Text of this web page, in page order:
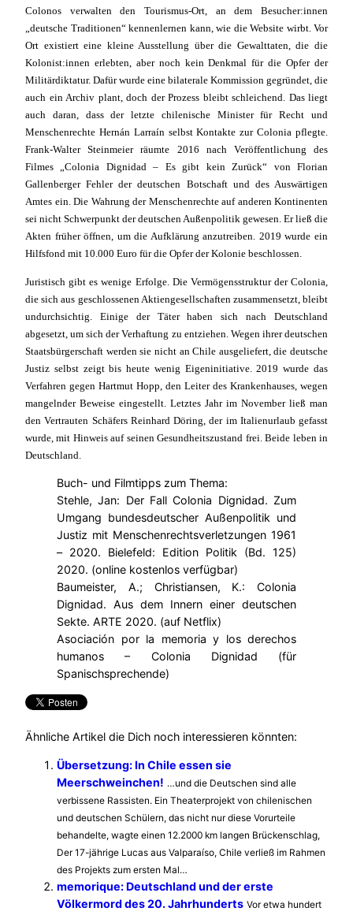
Colonos verwalten den Tourismus-Ort, an dem Besucher:innen
„deutsche Traditionen“ kennenlernen kann, wie die Website wirbt. Vor
Ort existiert eine kleine Ausstellung über die Gewalttaten, die die
Kolonist:innen erlebten, aber noch kein Denkmal für die Opfer der
Militärdiktatur. Dafür wurde eine bilaterale Kommission gegründet, die
auch ein Archiv plant, doch der Prozess bleibt schleichend. Das liegt
auch daran, dass der letzte chilenische Minister für Recht und
Menschenrechte Hernán Larraín selbst Kontakte zur Colonia pflegte.
Frank-Walter Steinmeier räumte 2016 nach Veröffentlichung des
Filmes „Colonia Dignidad – Es gibt kein Zurück“ von Florian
Gallenberger Fehler der deutschen Botschaft und des Auswärtigen
Amtes ein. Die Wahrung der Menschenrechte auf anderen Kontinenten
sei nicht Schwerpunkt der deutschen Außenpolitik gewesen. Er ließ die
Akten früher öffnen, um die Aufklärung anzutreiben. 2019 wurde ein
Hilfsfond mit 10.000 Euro für die Opfer der Kolonie beschlossen.
Juristisch gibt es wenige Erfolge. Die Vermögensstruktur der Colonia,
die sich aus geschlossenen Aktiengesellschaften zusammensetzt, bleibt
undurchsichtig. Einige der Täter haben sich nach Deutschland
abgesetzt, um sich der Verhaftung zu entziehen. Wegen ihrer deutschen
Staatsbürgerschaft werden sie nicht an Chile ausgeliefert, die deutsche
Justiz selbst zeigt bis heute wenig Eigeninitiative. 2019 wurde das
Verfahren gegen Hartmut Hopp, den Leiter des Krankenhauses, wegen
mangelnder Beweise eingestellt. Letztes Jahr im November ließ man
den Vertrauten Schäfers Reinhard Döring, der im Italienurlaub gefasst
wurde, mit Hinweis auf seinen Gesundheitszustand frei. Beide leben in
Deutschland.
Buch- und Filmtipps zum Thema:
Stehle, Jan: Der Fall Colonia Dignidad. Zum
Umgang bundesdeutscher Außenpolitik und
Justiz mit Menschenrechtsverletzungen 1961
– 2020. Bielefeld: Edition Politik (Bd. 125)
2020. (online kostenlos verfügbar)
Baumeister, A.; Christiansen, K.: Colonia
Dignidad. Aus dem Innern einer deutschen
Sekte. ARTE 2020. (auf Netflix)
Asociación por la memoria y los derechos
humanos – Colonia Dignidad (für
Spanischsprechende)
Ähnliche Artikel die Dich noch interessieren könnten:
Übersetzung: In Chile essen sie
Meerschweinchen! …und die Deutschen sind alle
verbissene Rassisten. Ein Theaterprojekt von chilenischen
und deutschen Schülern, das nicht nur diese Vorurteile
behandelte, wagte einen 12.2000 km langen Brückenschlag,
Der 17-jährige Lucas aus Valparaíso, Chile verließ im Rahmen
des Projekts zum ersten Mal…
memorique: Deutschland und der erste
Völkermord des 20. Jahrhunderts Vor etwa hundert